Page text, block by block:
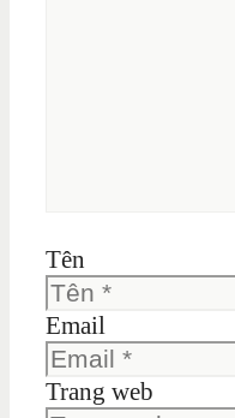
Tên
Email
Trang web